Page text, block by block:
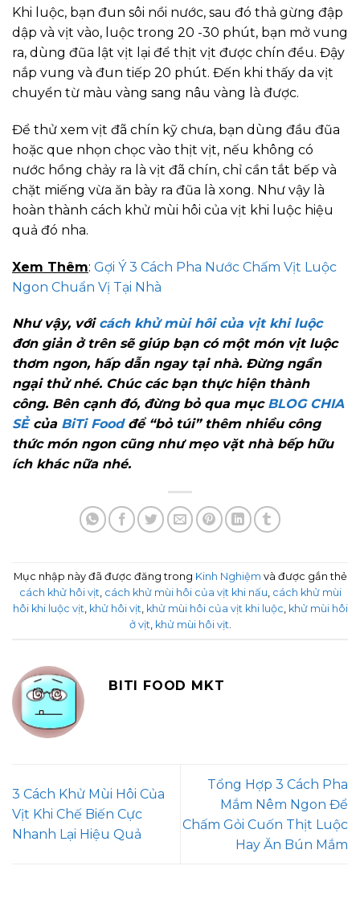
Khi luộc, bạn đun sôi nồi nước, sau đó thả gừng đập
dập và vịt vào, luộc trong 20 -30 phút, bạn mở vung
ra, dùng đũa lật vịt lại để thịt vịt được chín đều. Đậy
nắp vung và đun tiếp 20 phút. Đến khi thấy da vịt
chuyển từ màu vàng sang nâu vàng là được.
Để thử xem vịt đã chín kỹ chưa, bạn dùng đầu đũa
hoặc que nhọn chọc vào thịt vịt, nếu không có
nước hồng chảy ra là vịt đã chín, chỉ cần tắt bếp và
chặt miếng vừa ăn bày ra đũa là xong. Như vậy là
hoàn thành cách khử mùi hôi của vịt khi luộc hiệu
quả đó nha.
Xem Thêm: Gợi Ý 3 Cách Pha Nước Chấm Vịt Luộc
Ngon Chuẩn Vị Tại Nhà
Như vậy, với cách khử mùi hôi của vịt khi luộc
đơn giản ở trên sẽ giúp bạn có một món vịt luộc
thơm ngon, hấp dẫn ngay tại nhà. Đừng ngần
ngại thử nhé. Chúc các bạn thực hiện thành
công. Bên cạnh đó, đừng bỏ qua mục BLOG CHIA
SẺcủa BiTi Foodđể “bỏ túi” thêm nhiều công
thức món ngon cũng như mẹo vặt nhà bếp hữu
ích khác nữa nhé.
Mục nhập này đã được đăng trong Kinh Nghiệm và được gắn thẻ
cách khử hôi vịt cách khử mùi hôi của vịt khi nấu cách khử mùi
hôi khi luộc vịt khử hôi vịt khử mùi hôi của vịt khi luộc khử mùi hôi
ở vịt khử mùi hôi vịt
BITI FOOD MKT
3 Cách Khử Mùi Hôi Của
Vịt Khi Chế Biến Cực
Nhanh Lại Hiệu Quả
Tổng Hợp 3 Cách Pha
Mắm Nêm Ngon Để
Chấm Gỏi Cuốn Thịt Luộc
Hay Ăn Bún Mắm